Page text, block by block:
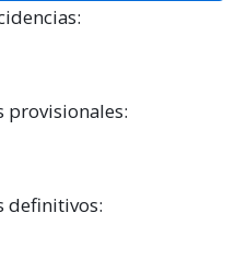
provisionales:
definitivos: